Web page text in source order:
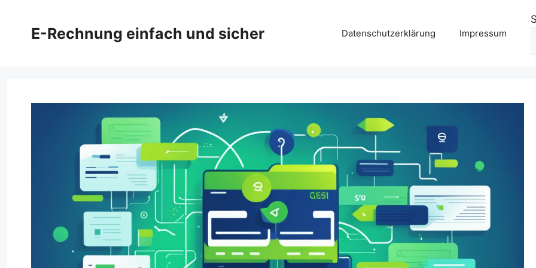
springenE-Rechnung einfach und sicher Datenschutzerklärung Impressum